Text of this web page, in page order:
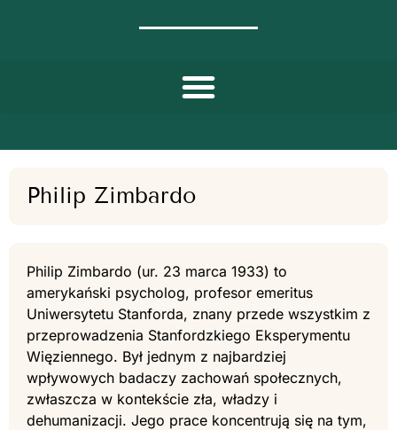
Philip Zimbardo
Philip Zimbardo (ur. 23 marca 1933) to
amerykański psycholog, profesor emeritus
Uniwersytetu Stanforda, znany przede wszystkim z
przeprowadzenia Stanfordzkiego Eksperymentu
Więziennego. Był jednym z najbardziej
wpływowych badaczy zachowań społecznych,
zwłaszcza w kontekście zła, władzy i
dehumanizacji. Jego prace koncentrują się na tym,